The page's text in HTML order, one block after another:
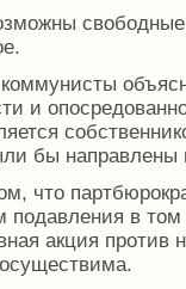
и
бы направлены
что
подавления в
акция против